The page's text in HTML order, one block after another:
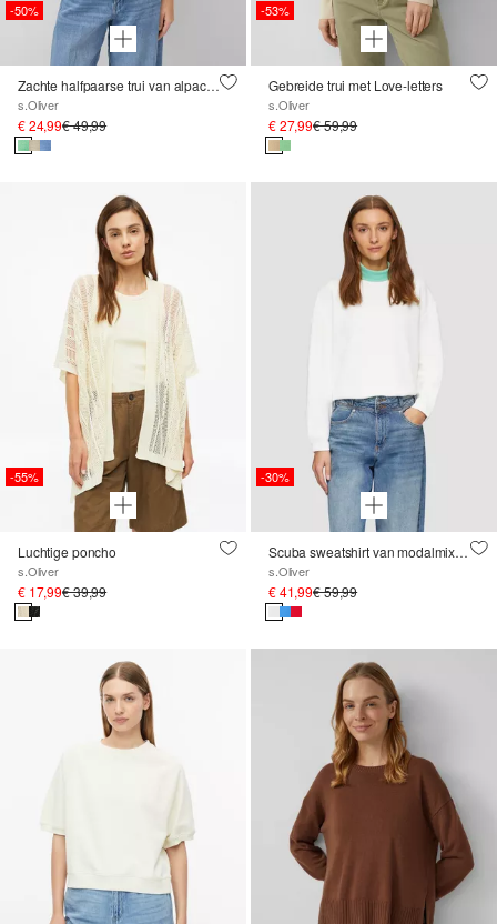
-50%
Zachte halfpaarse trui van alpacamix
s.Oliver
€ 24,99€ 49,99
-53%
Gebreide trui met Love-letters
s.Oliver
€ 27,99€ 59,99
-55%
Luchtige poncho
s.Oliver
€ 17,99€ 39,99
-30%
Scuba sweatshirt van modalmix met plooidetail
s.Oliver
€ 41,99€ 59,99